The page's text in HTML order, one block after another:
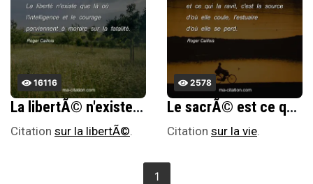
16116
La libertÃ© n'existe que lÃ oÃ¹ l'intelligence et le courage parviennent Ã mordre sur la fatalitÃ©.
Citation sur la libertÃ©.
2578
Le sacrÃ© est ce qui donne la vie et ce qui la ravit, c'est la source d'oÃ¹ elle coule, l'estuaire d'oÃ¹ elle se perd.
Citation sur la vie.
1